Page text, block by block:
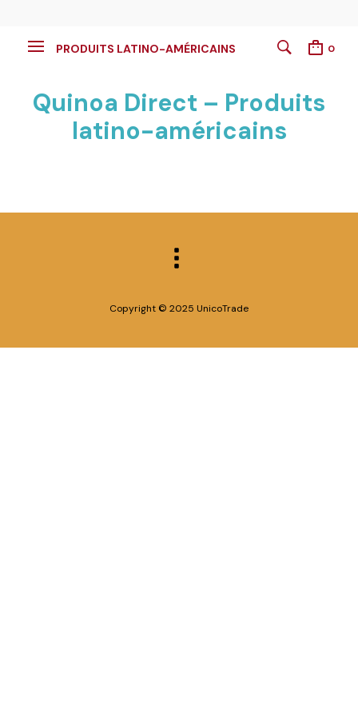
PRODUITS LATINO-AMÉRICAINS 0
Quinoa Direct – Produits
latino-américains
Copyright © 2025 UnicoTrade